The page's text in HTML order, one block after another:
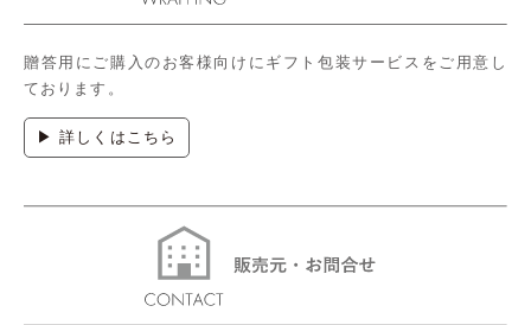
贈答用にご購入のお客様向けにギフト包装サービスをご用意し
ております。
▶ 詳しくはこちら